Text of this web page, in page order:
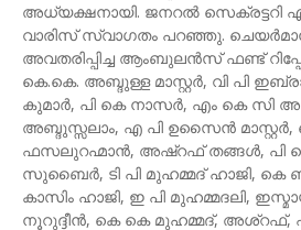
അധ്യക്ഷനായി. ജനറൽ
വാരിസ് സ്വാഗതം പറഞ്ഞു.
അവതരിപ്പിച്ച ആംബുലൻസ് ഫണ്ട്
കെ.കെ. അബ്ദുള്ള മാസ്റ്റർ, വി പി
കുമാർ, പി കെ നാസർ, എം കെ സി
അബ്ദുസ്സലാം, എ പി ഉസൈൻ മാസ്റ്റർ,
ഫസലുറഹ്മാൻ, അഷ്റഫ് തങ്ങൾ, പി
സുബൈർ, ടി പി മുഹമ്മദ് ഹാജി, കെ
കാസിം ഹാജി, ഇ പി മുഹമ്മദലി,
നൂറുദ്ദീൻ, കെ കെ മുഹമ്മദ്,